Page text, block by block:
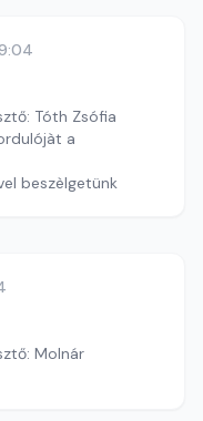
Tóth Zsófia
a
beszèlgetünk
Molnár